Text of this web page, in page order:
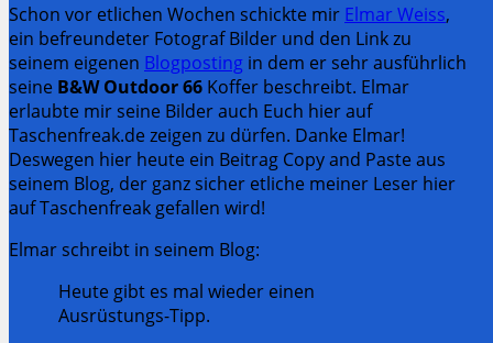
Schon vor etlichen Wochen schickte mir Elmar Weiss,
ein befreundeter Fotograf Bilder und den Link zu
seinem eigenen Blogposting in dem er sehr ausführlich
seine B&W Outdoor 66 Koffer beschreibt. Elmar
erlaubte mir seine Bilder auch Euch hier auf
Taschenfreak.de zeigen zu dürfen. Danke Elmar!
Deswegen hier heute ein Beitrag Copy and Paste aus
seinem Blog, der ganz sicher etliche meiner Leser hier
auf Taschenfreak gefallen wird!
Elmar schreibt in seinem Blog:
Heute gibt es mal wieder einen
Ausrüstungs-Tipp.